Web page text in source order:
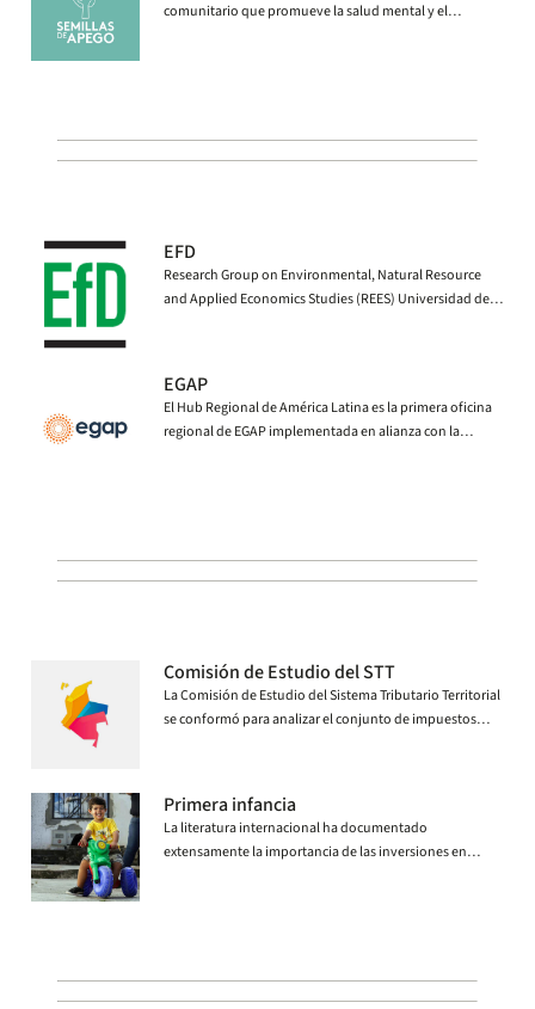
comunitario que promueve la salud mental y el
EFD
Research Group on Environmental, Natural Resource
and Applied Economics Studies (REES) Universidad de
EGAP
El Hub Regional de América Latina es la primera oficina
regional de EGAP implementada en alianza con la
Comisión de Estudio del STT
La Comisión de Estudio del Sistema Tributario Territorial
se conformó para analizar el conjunto de impuestos
regiones, y combatir la evasión y la elusión fiscal.
Primera infancia
La literatura internacional ha documentado
extensamente la importancia de las inversiones en